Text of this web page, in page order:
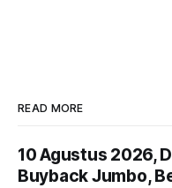
READ MORE
10 Agustus 2026,
Buyback Jumbo,